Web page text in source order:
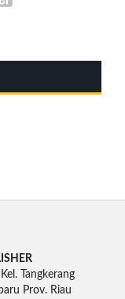
R
Tangkerang
Prov. Riau